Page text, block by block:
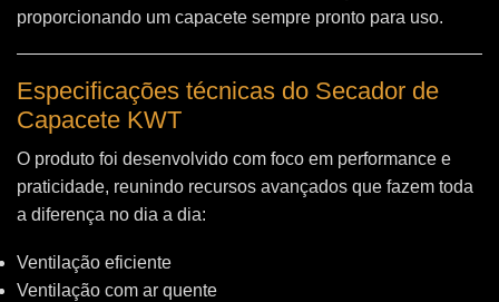
proporcionando um capacete sempre pronto para uso.
Especificações técnicas do Secador de
Capacete KWT
O produto foi desenvolvido com foco em performance e
praticidade, reunindo recursos avançados que fazem toda
a diferença no dia a dia:
Ventilação eficiente
Ventilação com ar quente